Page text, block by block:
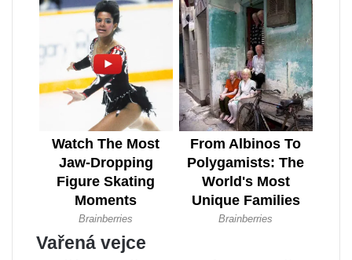
Vařená vejce